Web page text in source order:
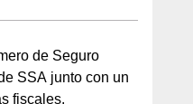
de Seguro
SSA junto con un
fiscales.